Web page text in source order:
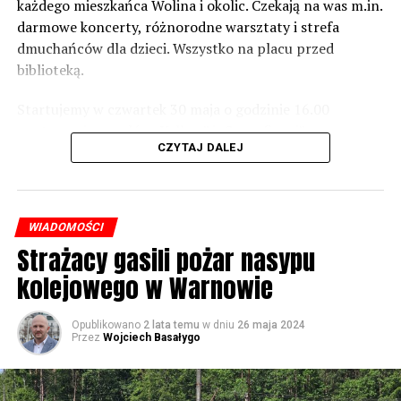
zrobić. Tam są odpowiednie normy – 61 i 56 decybeli –
zaznacza.
Foto: Wojciech Basałygo
59676 odsłon
każdego mieszkańca Wolina i okolic. Czekają na was m.in.
darmowe koncerty, różnorodne warsztaty i strefa
dmuchańców dla dzieci. Wszystko na placu przed
biblioteką.
występami zespołów „Yellow” i „Specyficzni”.
CZYTAJ DALEJ
WIADOMOŚCI
Strażacy gasili pożar nasypu
kolejowego w Warnowie
Opublikowano 2 lata temu w dniu 26 maja 2024
Przez Wojciech Basałygo